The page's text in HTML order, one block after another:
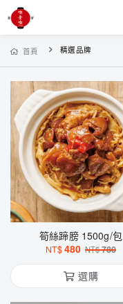
首頁 精選品牌
筍絲蹄膀 1500g/包
NT$480 NT$780
選購